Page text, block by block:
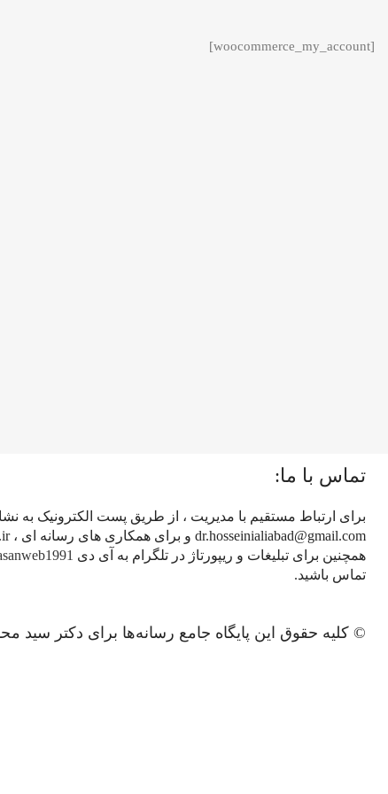
[woocommerce_my_account]
تماس با ما:
برای ارتباط مستقیم با مدیریت ، از طریق پست الکترونیک به
همچنین برای تبلیغات و ریپورتاژ در تلگرام به آی دی
تماس باشید.
© کلیه حقوق این پایگاه جامع رسانه‌ها برای دکتر